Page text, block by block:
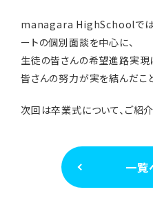
managara HighSchoolでは
ートの個別面談を中心に、
生徒の皆さんの希望進路実現
皆さんの努力が実を結んだこ
次回は卒業式について、ご紹介
一覧